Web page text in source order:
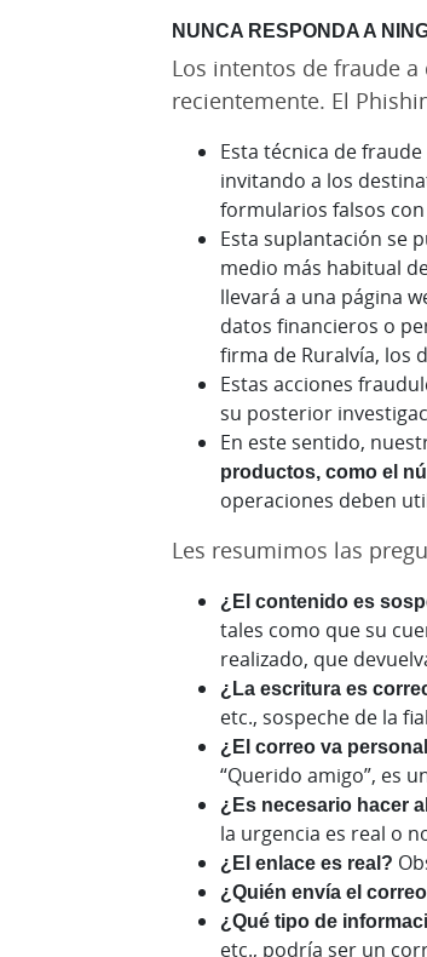
NUNCA RESPONDA A
Los intentos de fraude
recientemente. El
Esta técnica de
invitando a los
formularios falsos
Esta suplantación se
medio más habitual
llevará a una página
datos financieros o
firma de Ruralvía, los
Estas acciones
su posterior
En este sentido,
productos, como el
operaciones deben
Les resumimos las
¿El contenido es
tales como que su
realizado, que
¿La escritura es
etc., sospeche de la
¿El correo va
“Querido amigo”, es
¿Es necesario hacer
la urgencia es real o
¿El enlace es real?
¿Quién envía el
¿Qué tipo de
etc., podría ser un